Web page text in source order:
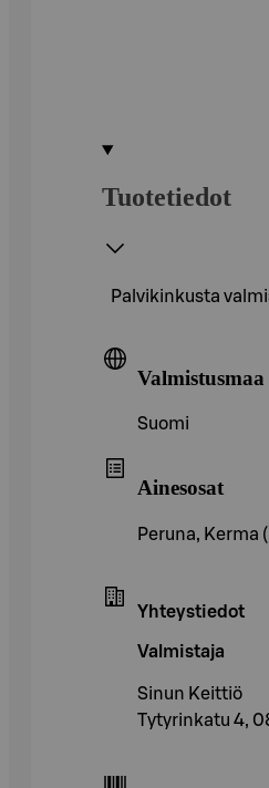
Tuotetiedot
Palvikinkusta
Valmistusmaa
Suomi
Ainesosat
Peruna, Kerma
Yhteystiedot
Valmistaja
Sinun Keittiö
Tytyrinkatu 4,